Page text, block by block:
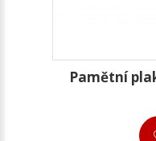
Pamětní